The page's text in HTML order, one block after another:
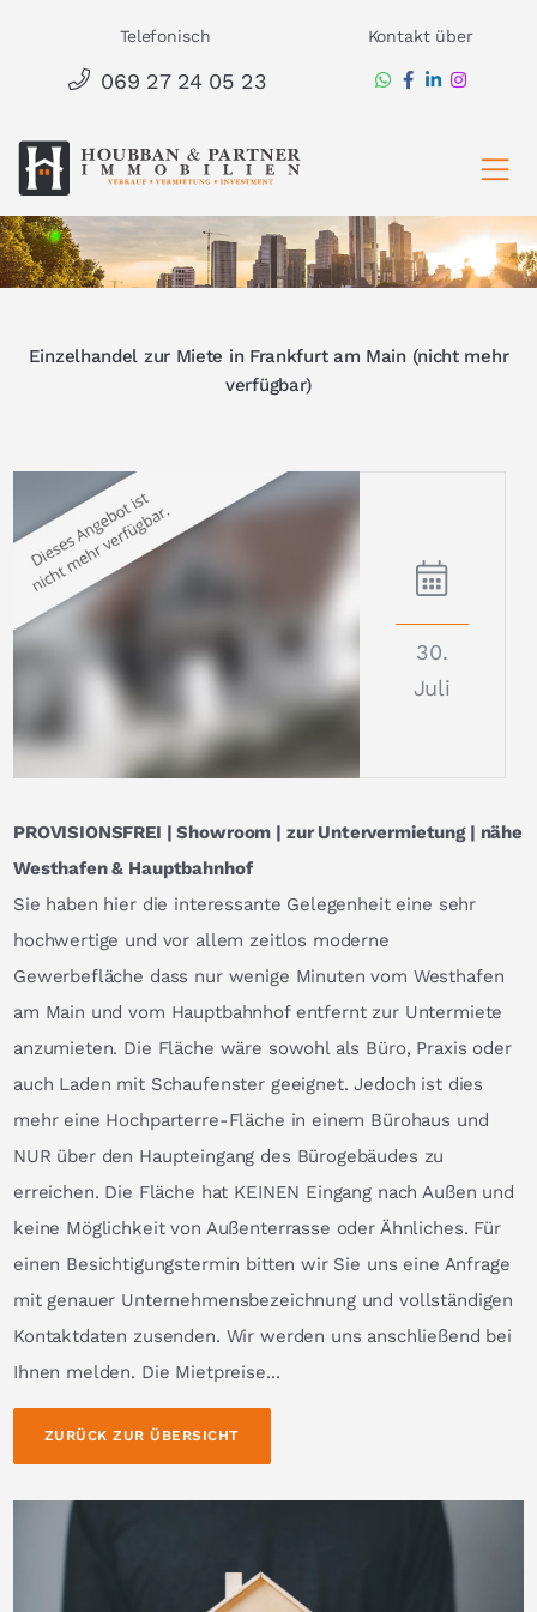
springen
Telefonisch
069 27 24 05 23
Kontakt über
Einzelhandel zur Miete in Frankfurt am Main (nicht mehr
verfügbar)
30.
Juli
PROVISIONSFREI | Showroom | zur Untervermietung | nähe
Westhafen & Hauptbahnhof
Sie haben hier die interessante Gelegenheit eine sehr
hochwertige und vor allem zeitlos moderne
Gewerbefläche dass nur wenige Minuten vom Westhafen
am Main und vom Hauptbahnhof entfernt zur Untermiete
anzumieten. Die Fläche wäre sowohl als Büro, Praxis oder
auch Laden mit Schaufenster geeignet. Jedoch ist dies
mehr eine Hochparterre-Fläche in einem Bürohaus und
NUR über den Haupteingang des Bürogebäudes zu
erreichen. Die Fläche hat KEINEN Eingang nach Außen und
keine Möglichkeit von Außenterrasse oder Ähnliches. Für
einen Besichtigungstermin bitten wir Sie uns eine Anfrage
mit genauer Unternehmensbezeichnung und vollständigen
Kontaktdaten zusenden. Wir werden uns anschließend bei
Ihnen melden. Die Mietpreise...
ZURÜCK ZUR ÜBERSICHT